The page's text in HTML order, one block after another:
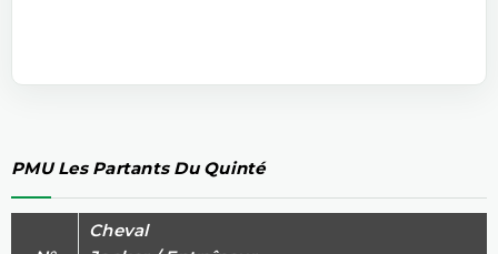
PMU Les Partants Du Quinté
Cheval